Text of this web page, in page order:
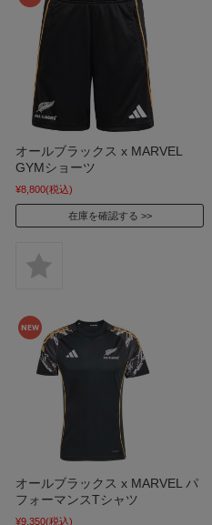
オールブラックス x MARVEL
GYMショーツ
¥8,800(税込)
在庫を確認する
オールブラックス x MARVEL パ
フォーマンスTシャツ
¥9,350(税込)